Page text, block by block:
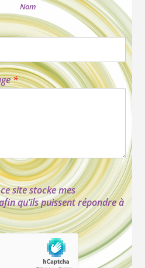
Nom
*
site stocke mes
qu’ils puissent répondre à